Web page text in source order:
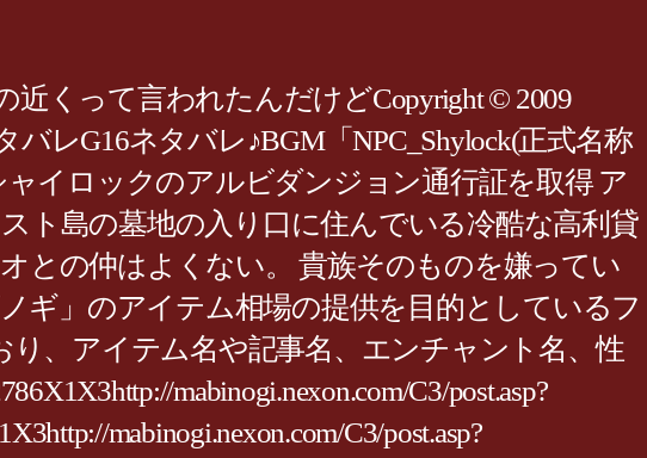
くって言われたんだけどCopyright © 2009
タバレG16ネタバレ♪BGM「NPC_Shylock(正式名称
ャイロックのアルビダンジョン通行証を取得 ア
ト島の墓地の入り口に住んでいる冷酷な高利貸
との仲はよくない。 貴族そのものを嫌ってい
ギ」のアイテム相場の提供を目的としているフ
、アイテム名や記事名、エンチャント名、性
mabinogi.nexon.com/C3/post.asp?
mabinogi.nexon.com/C3/post.asp?